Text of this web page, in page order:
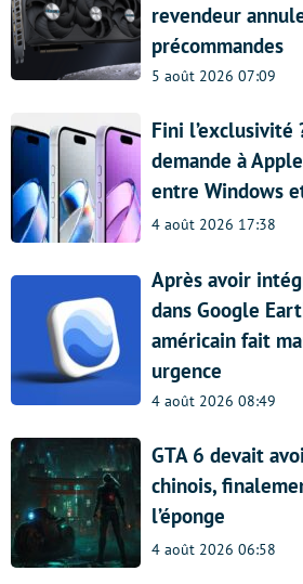
revendeur
précommandes
5 août 2026 07:09
Fini l’exclusivité
demande à
entre Windows
4 août 2026 17:38
Après avoir
dans Google
américain fait
urgence
4 août 2026 08:49
GTA 6 devait
chinois,
l’éponge
4 août 2026 06:58